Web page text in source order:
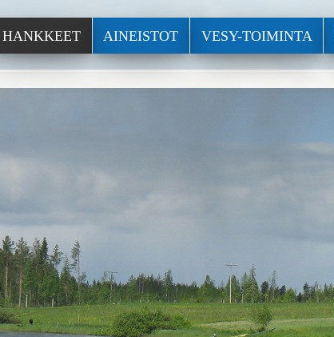
HANKKEET AINEISTOT VESY-TOIMINTA